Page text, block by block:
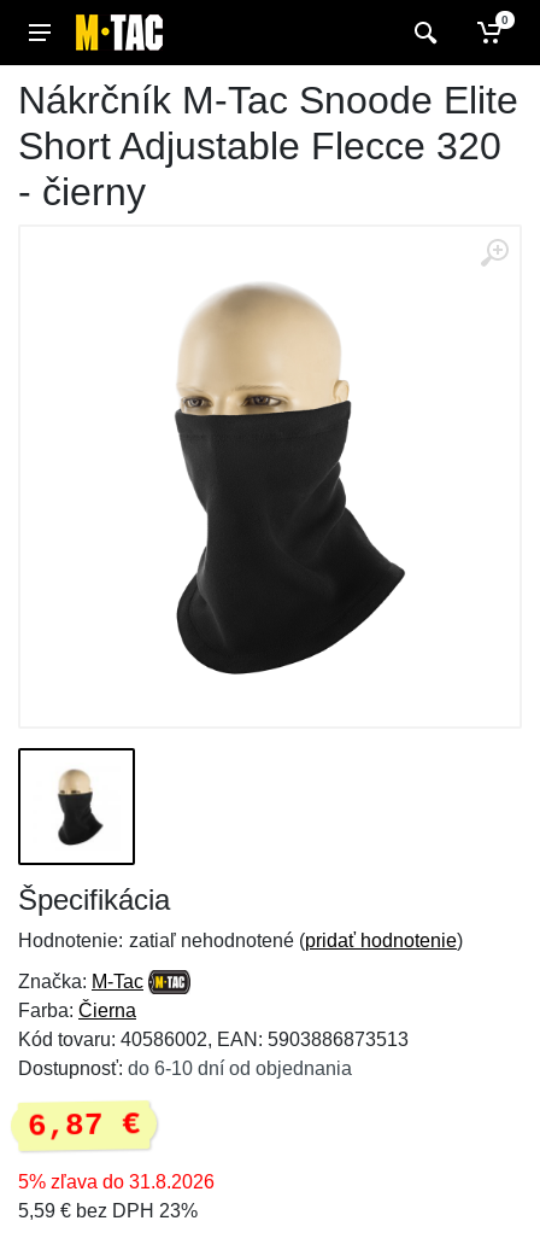
0
Nákrčník M-Tac Snoode Elite
Short Adjustable Flecce 320
- čierny
Špecifikácia
Hodnotenie: zatiaľ nehodnotené (pridať hodnotenie)
Značka: M-Tac
Farba: Čierna
Kód tovaru: 40586002, EAN: 5903886873513
Dostupnosť: do 6-10 dní od objednania
6,87 €
5% zľava do 31.8.2026
5,59 € bez DPH 23%